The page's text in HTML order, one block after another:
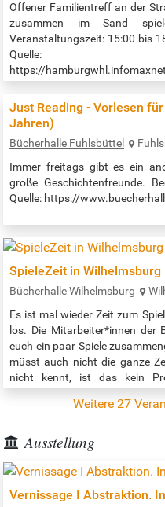
Offener Familientreff an der
zusammen im Sand
Veranstaltungszeit: 15:00 bis
Quelle:
https://
Just Reading - Vorlesen
Jahren)
Bücherhalle Fuhlsbüttel
Immer freitags gibt es ein
große Geschichtenfreunde.
Quelle: https://
SpieleZeit in
Bücherhalle Wilhelmsburg
Es ist mal wieder Zeit zum
los. Die Mitarbeiter*innen der
euch ein paar Spiele
müsst auch nicht die ganze
nicht kennt, ist das kein
Weitere 27
Ausstellung
Vernissage I Abstraktion.